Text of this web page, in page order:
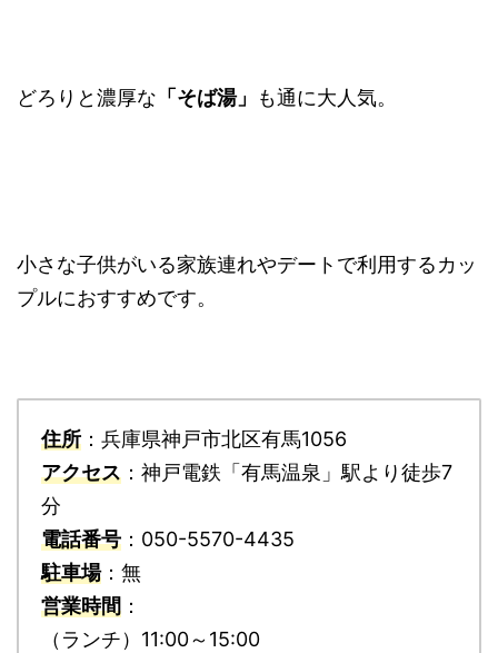
どろりと濃厚な 「そば湯」 も通に大人気。
小さな子供がいる家族連れやデートで利用するカッ
プルにおすすめです。
住所 ：兵庫県神戸市北区有馬1056
アクセス ：神戸電鉄「有馬温泉」駅より徒歩7
分
電話番号 ：050-5570-4435
駐車場：無
営業時間 ：
（ランチ）11:00～15:00